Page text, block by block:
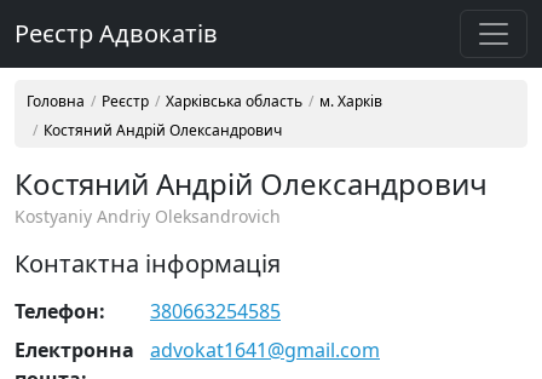
Реєстр Адвокатів
Головна Реєстр Харківська область
м. Харків
Костяний Андрій Олександрович
Костяний Андрій Олександрович
Kostyaniy Andriy Oleksandrovich
Контактна інформація
Телефон:
380663254585
Електронна
advokat1641@gmail.com